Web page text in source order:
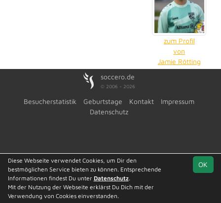
zum Profil
von
Jamie Rötting
soccero.de
© 2006 - 2026
Besucherstatistik Geburtstage Kontakt
Impressum
Datenschutz
OK
Diese Webseite verwendet Cookies, um Dir den
bestmöglichen Service bieten zu können. Entsprechende
Informationen findest Du unter Datenschutz.
Mit der Nutzung der Webseite erklärst Du Dich mit der
Verwendung von Cookies einverstanden.